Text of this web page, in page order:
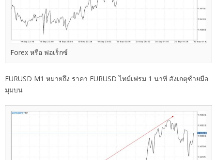
Forex หรือ ฟอเร็กซ์
EURUSD M1 หมายถึง ราคา EURUSD ไทม์เฟรม 1 นาที สังเกตุซ้ายมือ
มุมบน